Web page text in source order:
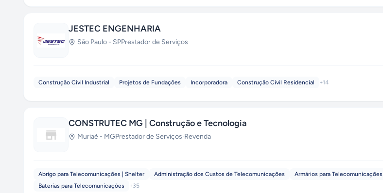
JESTEC ENGENHARIA
São Paulo - SPPrestador de Serviços
Construção Civil Industrial Projetos de Fundações Incorporadora Construção Civil Residencial +14
CONSTRUTEC MG | Construção e Tecnologia
Muriaé - MGPrestador de Serviços·Revenda
Abrigo para Telecomunicações | Shelter Administração dos Custos de Telecomunicações
Armários para Telecomunicações
Baterias para Telecomunicações
+35